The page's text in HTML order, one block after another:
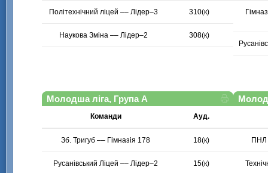
Політехнічний ліцей –– Лідер–3 310(к)
Наукова Зміна –– Лідер–2 308(к)
Молодша ліга, Група А
Команди Ауд.
Зб. Тригуб –– Гімназія 178 18(к)
Русанівський Ліцей –– Лідер–2 15(к)
ПНЛ